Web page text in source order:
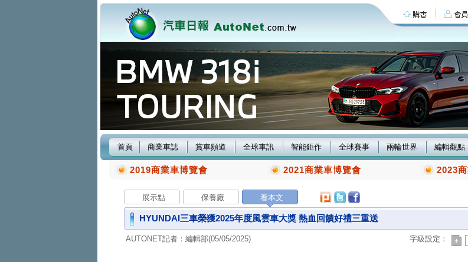
首頁 商業車誌 賞車頻道 全球車訊 智能鉅作 全球賽事 兩輪世界 編輯觀點
2019商業車博覽會 2021商業車博覽會 2023
展示點 保養廠 看本文
HYUNDAI三車榮獲2025年度風雲車大獎 熱血回饋好禮三重送
AUTONET記者：編輯部(05/05/2025) 字級設定：